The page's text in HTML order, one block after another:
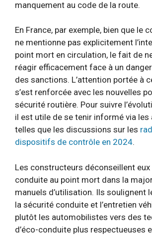
manquement au code de la route.
En France, par exemple, bien que le
ne mentionne pas explicitement
point mort en circulation, le fait de
réagir efficacement face à un
des sanctions. L’attention portée à
s’est renforcée avec les nouvelles
sécurité routière. Pour suivre
il est utile de se tenir informé via les
telles que les discussions sur les
dispositifs de contrôle en 2024.
Les constructeurs déconseillent eux
conduite au point mort dans la
manuels d’utilisation. Ils soulignent
la sécurité conduite et l’entretien
plutôt les automobilistes vers des
d’éco-conduite plus respectueuses